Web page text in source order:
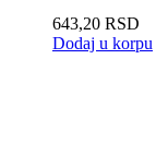
643,20 RSD
Dodaj u korpu